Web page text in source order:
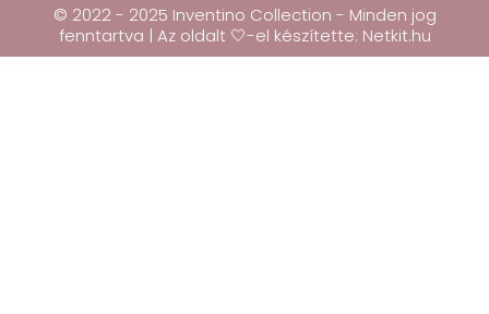
© 2022 - 2025 Inventino Collection - Minden jog
fenntartva | Az oldalt 🤍-el készítette: Netkit.hu